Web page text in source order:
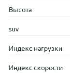
Высота
suv
Индекс нагрузки
Индекс скорости